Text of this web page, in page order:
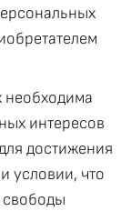
необходима
интересов
достижения
условии, что